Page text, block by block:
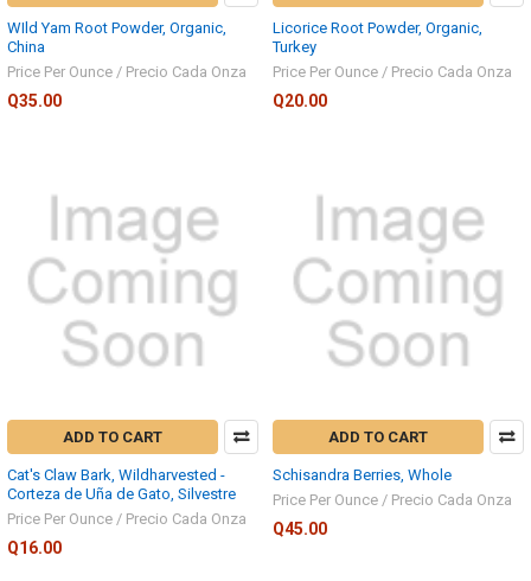
WIld Yam Root Powder, Organic,
China
Price Per Ounce / Precio Cada Onza
Q35.00
Licorice Root Powder, Organic,
Turkey
Price Per Ounce / Precio Cada Onza
Q20.00
ADD TO CART
Cat's Claw Bark, Wildharvested -
Corteza de Uña de Gato, Silvestre
Price Per Ounce / Precio Cada Onza
Q16.00
ADD TO CART
Schisandra Berries, Whole
Price Per Ounce / Precio Cada Onza
Q45.00